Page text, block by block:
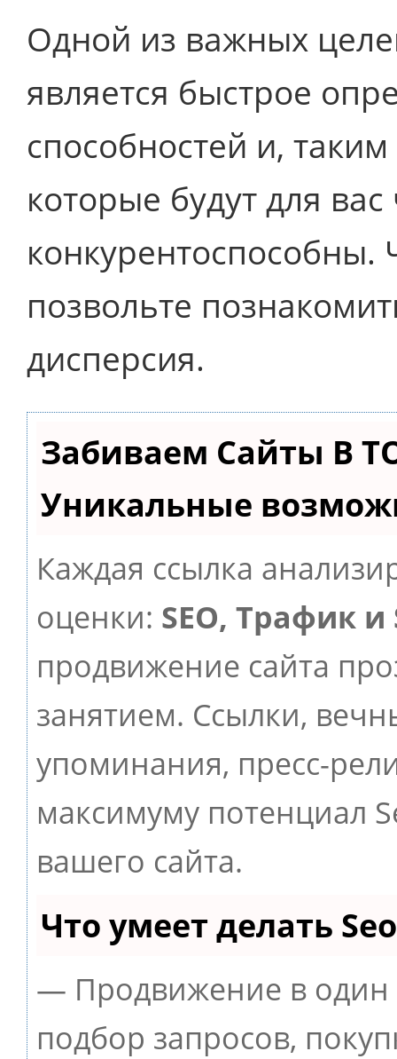
Одной из важных
является быстрое
способностей и,
которые будут для
конкурентоспособны.
позвольте
дисперсия.
Забиваем Сайты В
Уникальные
Каждая ссылка
оценки: SEO, Трафик и
продвижение сайта
занятием. Ссылки,
упоминания, пресс-
максимуму потенциал
вашего сайта.
Что умеет делать
— Продвижение в один
подбор запросов,